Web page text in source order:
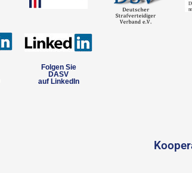
Folgen Sie
DASV
auf LinkedIn